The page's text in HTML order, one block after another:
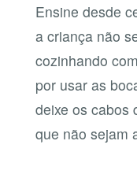
Ensine desde
a criança não
cozinhando
por usar as
deixe os cabos
que não sejam